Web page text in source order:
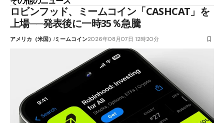
ロビンフッド、ミームコイン「CASHCAT」を
上場──発表後に一時35％急騰
アメリカ（米国）ミームコイン2026年08月07日 12時20分